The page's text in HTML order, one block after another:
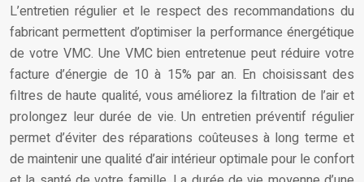
L’entretien régulier et le respect des recommandations du
fabricant permettent d’optimiser la performance énergétique
de votre VMC. Une VMC bien entretenue peut réduire votre
facture d’énergie de 10 à 15% par an. En choisissant des
filtres de haute qualité, vous améliorez la filtration de l’air et
prolongez leur durée de vie. Un entretien préventif régulier
permet d’éviter des réparations coûteuses à long terme et
de maintenir une qualité d’air intérieur optimale pour le confort